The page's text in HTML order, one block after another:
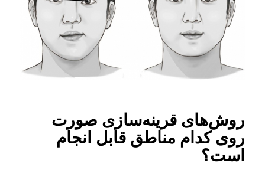
روش‌های قرینه‌سازی صورت
روی کدام مناطق قابل انجام
است؟